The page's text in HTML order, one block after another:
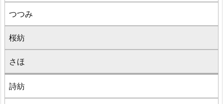
つつみ
桜紡
さほ
詩紡